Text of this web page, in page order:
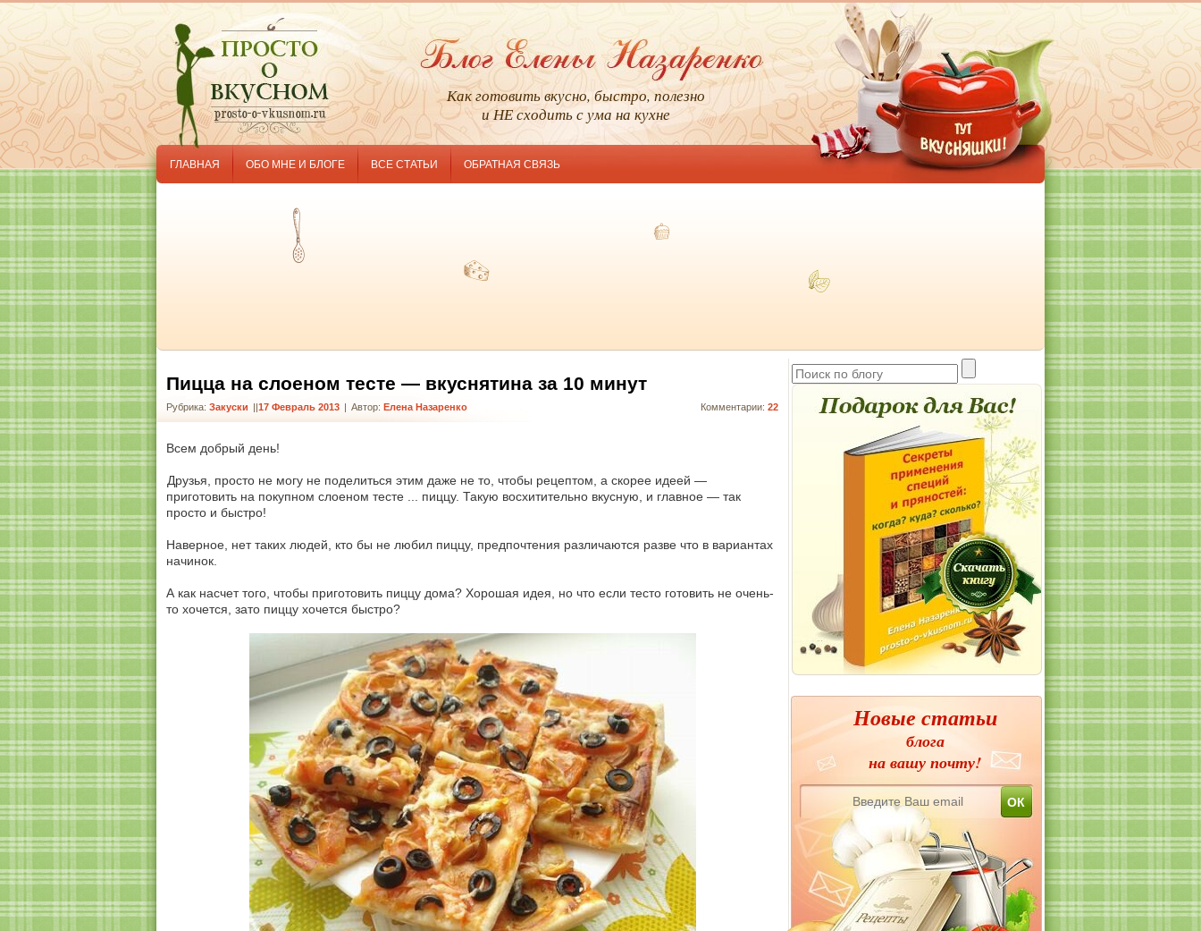
Как готовить вкусно, быстро, полезно
и НЕ сходить с ума на кухне
ГЛАВНАЯ ОБО МНЕ И БЛОГЕ ВСЕ СТАТЬИ ОБРАТНАЯ СВЯЗЬ
Пицца на слоеном тесте — вкуснятина за 10 минут
Комментарии: 22
Рубрика: Закуски | 17 Февраль 2013 | Автор: Елена Назаренко
Всем добрый день!
Друзья, просто не могу не поделиться этим даже не то, чтобы рецептом, а скорее идеей —
приготовить на покупном слоеном тесте ... пиццу. Такую восхитительно вкусную, и главное — так
просто и быстро!
Наверное, нет таких людей, кто бы не любил пиццу, предпочтения различаются разве что в вариантах
начинок.
А как насчет того, чтобы приготовить пиццу дома? Хорошая идея, но что если тесто готовить не очень-
то хочется, зато пиццу хочется быстро?
Новые статьи
блога
на вашу почту!